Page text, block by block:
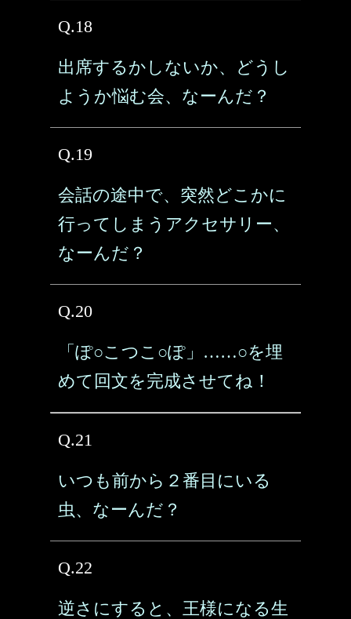
Q.18
出席するかしないか、どうし
ようか悩む会、なーんだ？
Q.19
会話の途中で、突然どこかに
行ってしまうアクセサリー、
なーんだ？
Q.20
「ぽ○こつこ○ぽ」……○を埋
めて回文を完成させてね！
Q.21
いつも前から２番目にいる
虫、なーんだ？
Q.22
逆さにすると、王様になる生